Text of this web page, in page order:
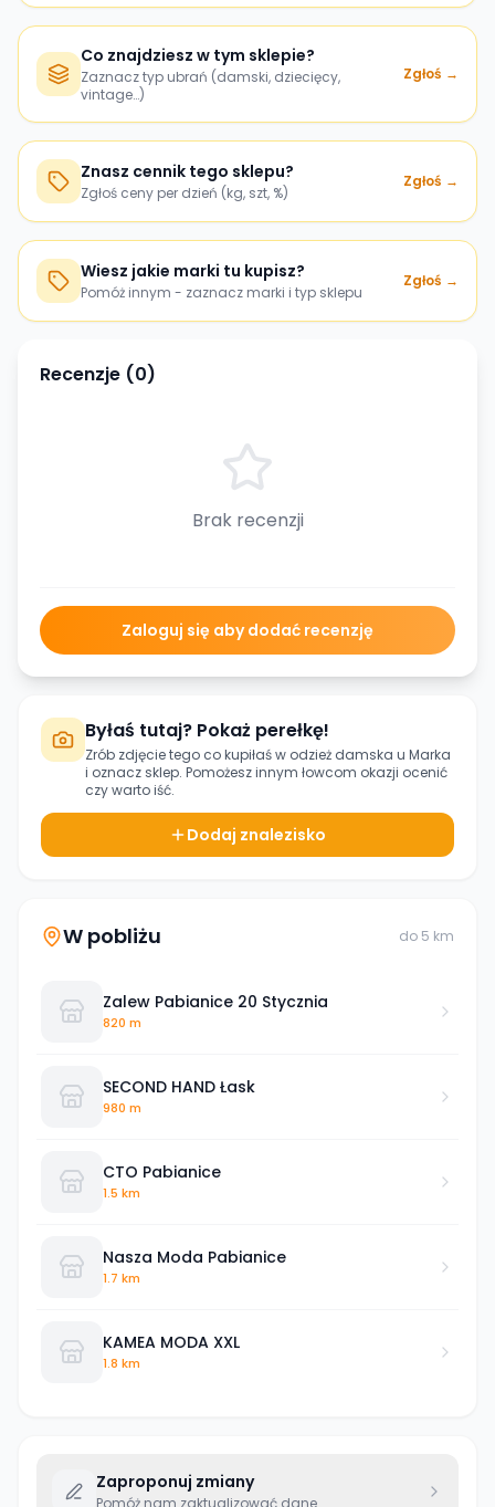
Co znajdziesz w tym sklepie?
Zaznacz typ ubrań (damski, dziecięcy,
vintage…)
Zgłoś →
Znasz cennik tego sklepu?
Zgłoś ceny per dzień (kg, szt, %)
Zgłoś →
Wiesz jakie marki tu kupisz?
Pomóż innym - zaznacz marki i typ sklepu
Zgłoś →
Recenzje (0)
Brak recenzji
Zaloguj się aby dodać recenzję
Byłaś tutaj? Pokaż perełkę!
Zrób zdjęcie tego co kupiłaś w odzież damska u Marka
i oznacz sklep. Pomożesz innym łowcom okazji ocenić
czy warto iść.
Dodaj znalezisko
W pobliżu do 5 km
Zalew Pabianice 20 Stycznia
820 m
SECOND HAND Łask
980 m
CTO Pabianice
1.5 km
Nasza Moda Pabianice
1.7 km
KAMEA MODA XXL
1.8 km
Zaproponuj zmiany
Pomóż nam zaktualizować dane